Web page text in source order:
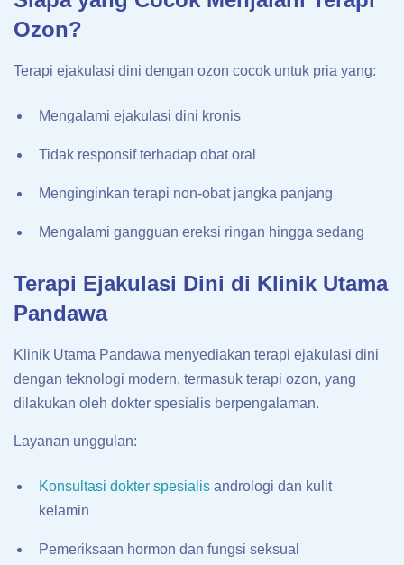
Ozon?
Terapi ejakulasi dini dengan ozon cocok untuk pria yang:
Mengalami ejakulasi dini kronis
Tidak responsif terhadap obat oral
Menginginkan terapi non-obat jangka panjang
Mengalami gangguan ereksi ringan hingga sedang
Terapi Ejakulasi Dini di Klinik Utama
Pandawa
Klinik Utama Pandawa menyediakan terapi ejakulasi dini
dengan teknologi modern, termasuk terapi ozon, yang
dilakukan oleh dokter spesialis berpengalaman.
Layanan unggulan:
Konsultasi dokter spesialis andrologi dan kulit
kelamin
Pemeriksaan hormon dan fungsi seksual